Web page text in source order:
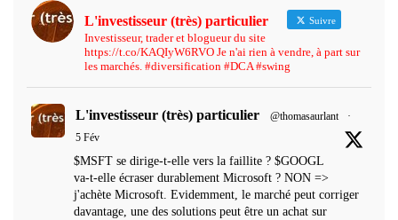
L'investisseur (très) particulier Suivre
Investisseur, trader et blogueur du site
https://t.co/KAQIyW6RVO Je n'ai rien à vendre, à part sur
les marchés. #diversification #DCA #swing
L'investisseur (très) particulier @thomasaurlant
·
5 Fév
$MSFT se dirige-t-elle vers la faillite ? $GOOGL
va-t-elle écraser durablement Microsoft ? NON =>
j'achète Microsoft. Evidemment, le marché peut corriger
davantage, une des solutions peut être un achat sur